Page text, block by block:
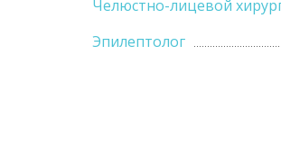
Челюстно-лицевой
Эпилептолог